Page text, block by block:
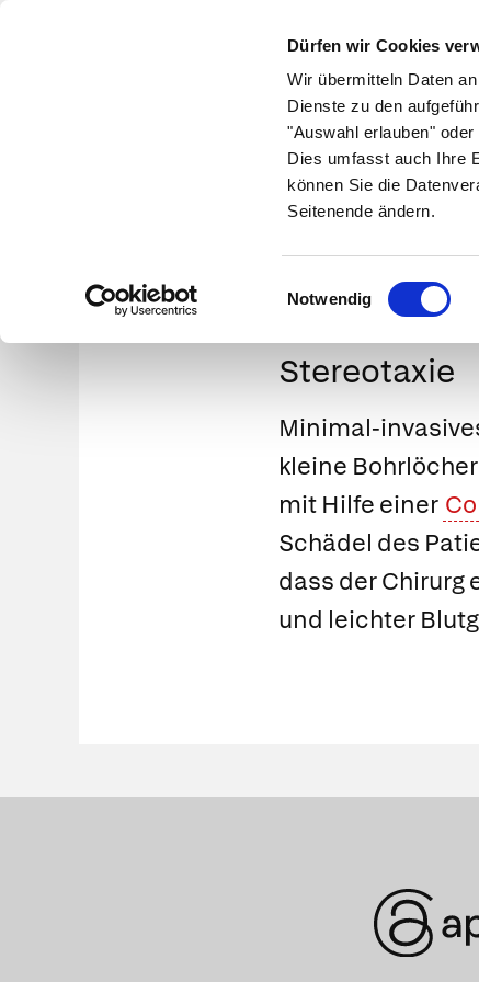
Dürfen wir Cookies
Wir übermitteln Daten
Dienste zu den
"Auswahl erlauben"
Dies umfasst auch Ihre
können Sie die
Seitenende ändern.
Einwilligungsauswahl
Notwendig
Symptome Therapie
Stereotaxie
Minimal-
kleine
mit Hilfe einer
Schädel des
dass der Chirurg
und leichter